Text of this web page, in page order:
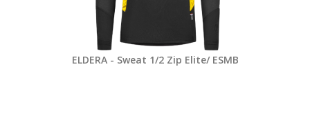
ELDERA - Sweat 1/2 Zip Elite/ ESMB